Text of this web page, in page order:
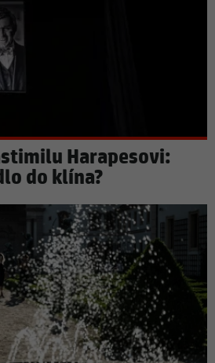
Harapesovi:
do klína?